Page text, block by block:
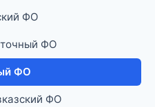
ФО
ФО
ФО
ФО